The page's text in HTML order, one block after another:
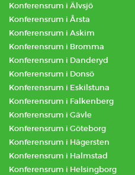
Konferensrum i Älvsjö
Konferensrum i Årsta
Konferensrum i Askim
Konferensrum i Bromma
Konferensrum i Danderyd
Konferensrum i Donsö
Konferensrum i Eskilstuna
Konferensrum i Falkenberg
Konferensrum i Gävle
Konferensrum i Göteborg
Konferensrum i Hägersten
Konferensrum i Halmstad
Konferensrum i Helsingborg